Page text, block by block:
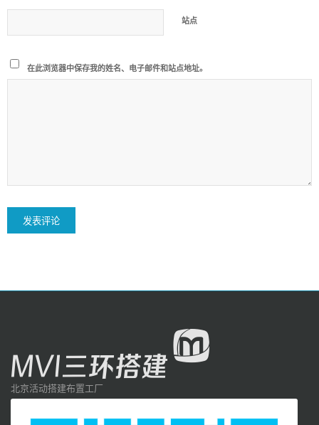
站点
在此浏览器中保存我的姓名、电子邮件和站点地址。
北京活动搭建布置工厂